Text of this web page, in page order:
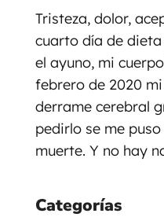
Tristeza, dolor,
cuarto día de
el ayuno, mi
febrero de 2020
derrame cerebral
pedirlo se me
muerte. Y no hay
Categorías